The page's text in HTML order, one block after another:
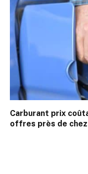
Carburant prix
offres près de chez